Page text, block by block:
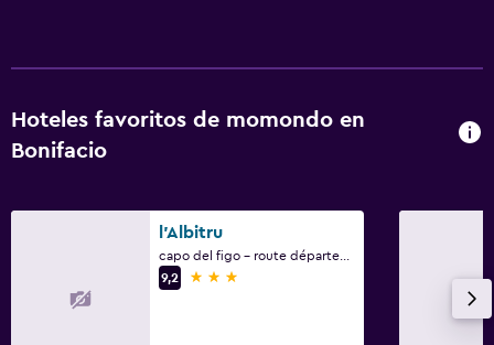
Hoteles favoritos de momondo en
Bonifacio
l'Albitru
9,2
3 estrellas